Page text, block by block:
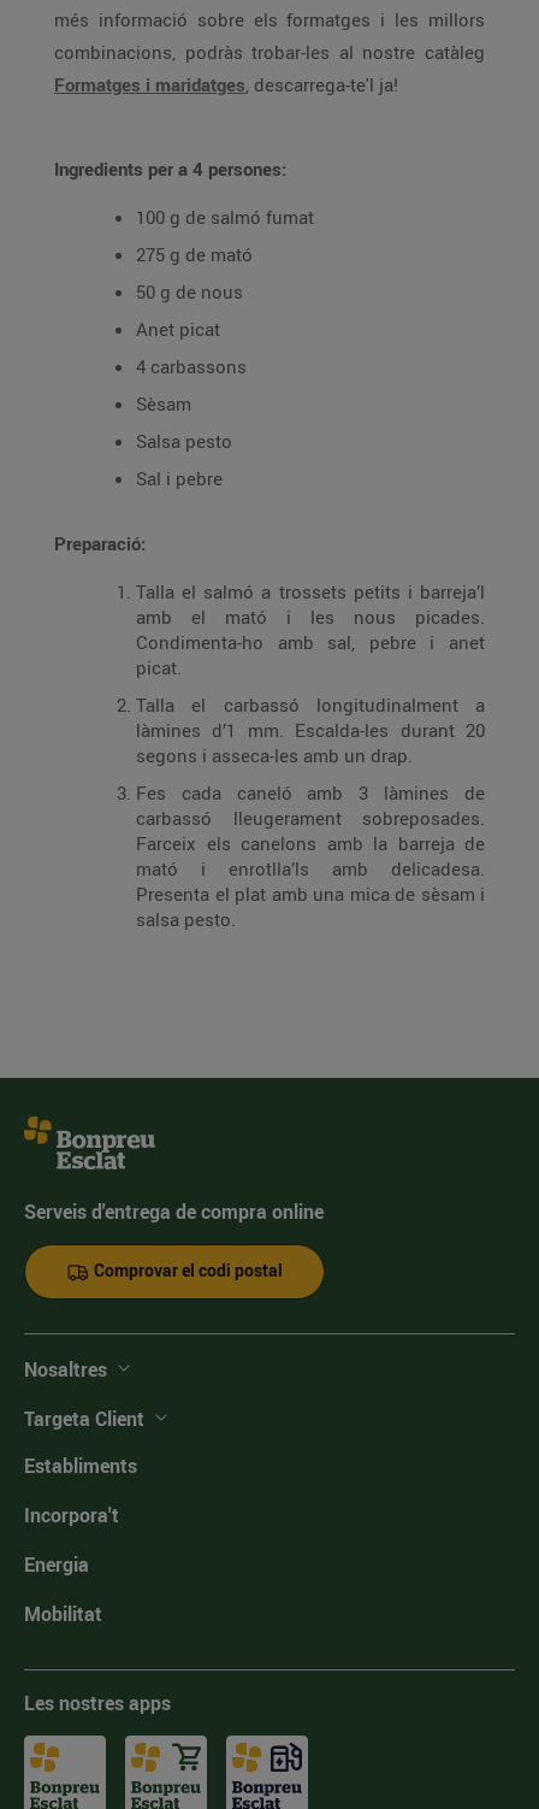
més informació sobre els formatges i les millors
combinacions, podràs trobar-les al nostre catàleg
Formatges i maridatges, descarrega-te'l ja!
Ingredients per a 4 persones:
100 g de salmó fumat
275 g de mató
50 g de nous
Anet picat
4 carbassons
Sèsam
Salsa pesto
Sal i pebre
Preparació:
Talla el salmó a trossets petits i barreja’l
amb el mató i les nous picades.
Condimenta-ho amb sal, pebre i anet
picat.
Talla el carbassó longitudinalment a
làmines d’1 mm. Escalda-les durant 20
segons i asseca-les amb un drap.
Fes cada caneló amb 3 làmines de
carbassó lleugerament sobreposades.
Farceix els canelons amb la barreja de
mató i enrotlla’ls amb delicadesa.
Presenta el plat amb una mica de sèsam i
salsa pesto.
Serveis d'entrega de compra online
Comprovar el codi postal
Nosaltres
Targeta Client
Establiments
Incorpora't
Energia
Mobilitat
Les nostres apps